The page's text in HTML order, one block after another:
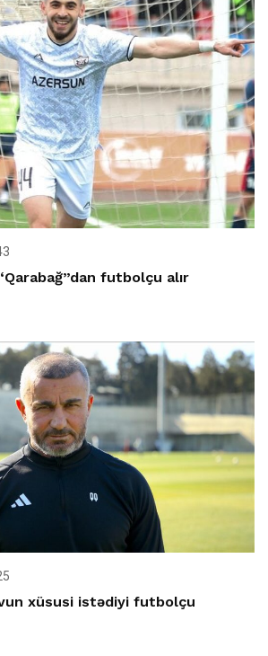
futbolçu alır
xüsusi istədiyi futbolçu